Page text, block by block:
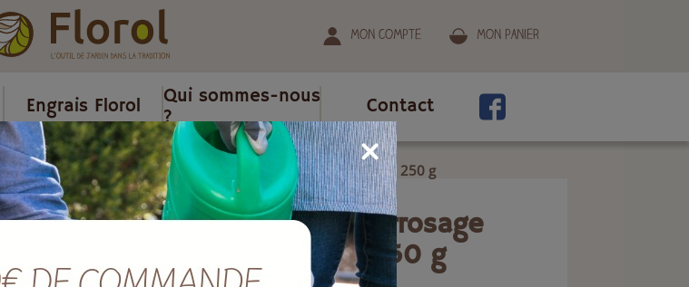
Mon compte Mon panier
Engrais Florol
Qui sommes-nous
?
Contact
/Fourmis /Fourmis poudrage et arrosage abords de la maison 250 g
Fourmis poudrage et arrosage
abords de la maison 250 g